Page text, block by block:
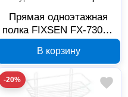
Прямая одноэтажная
полка FIXSEN FX-730-1,
В корзину
-20%